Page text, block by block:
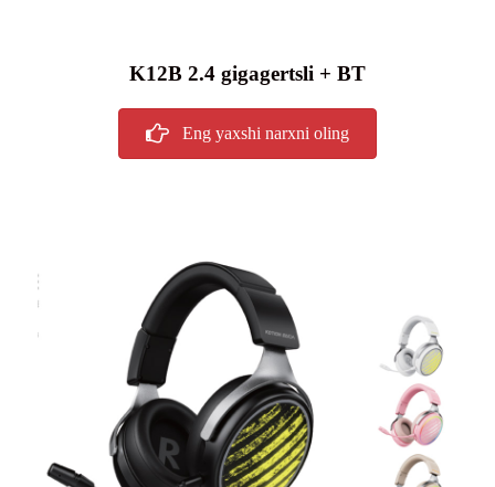
K12B 2.4 gigagertsli + BT
Eng yaxshi narxni oling